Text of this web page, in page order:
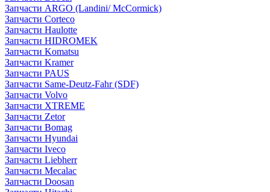
Запчасти ARGO (Landini/ McCormick)
Запчасти Corteco
Запчасти Haulotte
Запчасти HIDROMEK
Запчасти Komatsu
Запчасти Kramer
Запчасти PAUS
Запчасти Same-Deutz-Fahr (SDF)
Запчасти Volvo
Запчасти XTREME
Запчасти Zetor
Запчасти Bomag
Запчасти Hyundai
Запчасти Iveco
Запчасти Liebherr
Запчасти Mecalac
Запчасти Doosan